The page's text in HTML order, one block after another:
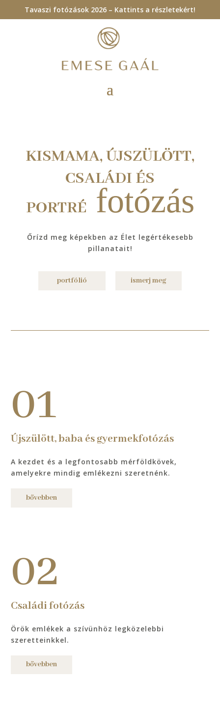
Tavaszi fotózások 2026 – Kattints a részletekért!
KISMAMA, ÚJSZÜLÖTT,
CSALÁDI ÉS
PORTRÉ fotózás
Őrízd meg képekben az Élet legértékesebb
pillanatait!
portfólió ismerj meg
01
Újszülött, baba és gyermekfotózás
A kezdet és a legfontosabb mérföldkövek,
amelyekre mindig emlékezni szeretnénk.
bővebben
02
Családi fotózás
Örök emlékek a szívünhöz legközelebbi
szeretteinkkel.
bővebben